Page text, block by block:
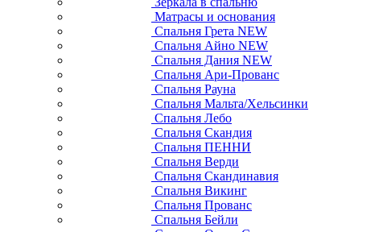
Матрасы и основания
Спальня Грета NEW
Спальня Айно NEW
Спальня Дания NEW
Спальня Ари-Прованс
Спальня Рауна
Спальня Мальта/Хельсинки
Спальня Лебо
Спальня Скандия
Спальня ПЕННИ
Спальня Верди
Спальня Скандинавия
Спальня Викинг
Спальня Прованс
Спальня Бейли